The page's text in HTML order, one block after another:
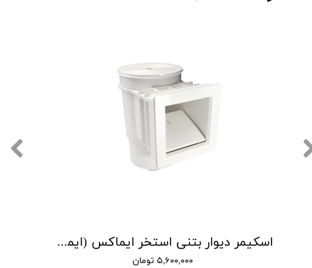
اسکیمر دیوار بتنی استخر ایماکس (ایمکس) مدل EM0010-RC
۵,۶۰۰,۰۰۰ تومان